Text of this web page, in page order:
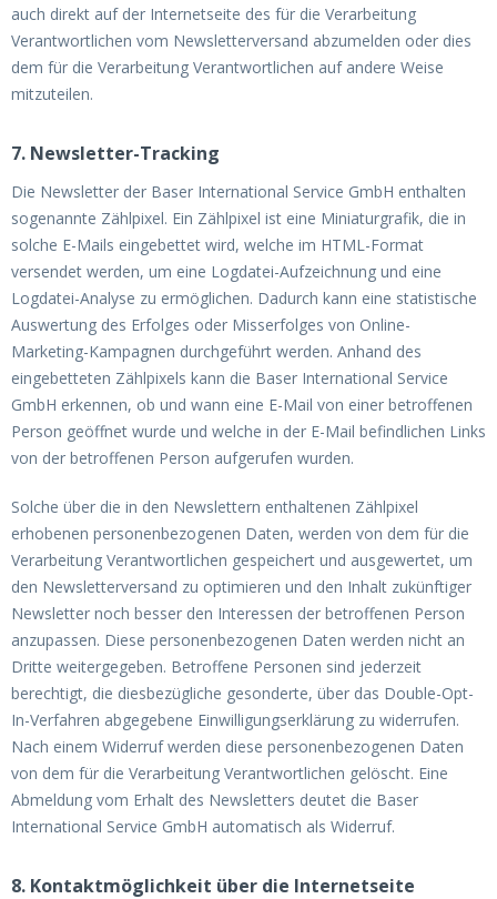
auch direkt auf der Internetseite des für die Verarbeitung
Verantwortlichen vom Newsletterversand abzumelden oder dies
dem für die Verarbeitung Verantwortlichen auf andere Weise
mitzuteilen.
7. Newsletter-Tracking
Die Newsletter der Baser International Service GmbH enthalten
sogenannte Zählpixel. Ein Zählpixel ist eine Miniaturgrafik, die in
solche E-Mails eingebettet wird, welche im HTML-Format
versendet werden, um eine Logdatei-Aufzeichnung und eine
Logdatei-Analyse zu ermöglichen. Dadurch kann eine statistische
Auswertung des Erfolges oder Misserfolges von Online-
Marketing-Kampagnen durchgeführt werden. Anhand des
eingebetteten Zählpixels kann die Baser International Service
GmbH erkennen, ob und wann eine E-Mail von einer betroffenen
Person geöffnet wurde und welche in der E-Mail befindlichen Links
von der betroffenen Person aufgerufen wurden.
Solche über die in den Newslettern enthaltenen Zählpixel
erhobenen personenbezogenen Daten, werden von dem für die
Verarbeitung Verantwortlichen gespeichert und ausgewertet, um
den Newsletterversand zu optimieren und den Inhalt zukünftiger
Newsletter noch besser den Interessen der betroffenen Person
anzupassen. Diese personenbezogenen Daten werden nicht an
Dritte weitergegeben. Betroffene Personen sind jederzeit
berechtigt, die diesbezügliche gesonderte, über das Double-Opt-
In-Verfahren abgegebene Einwilligungserklärung zu widerrufen.
Nach einem Widerruf werden diese personenbezogenen Daten
von dem für die Verarbeitung Verantwortlichen gelöscht. Eine
Abmeldung vom Erhalt des Newsletters deutet die Baser
International Service GmbH automatisch als Widerruf.
8. Kontaktmöglichkeit über die Internetseite